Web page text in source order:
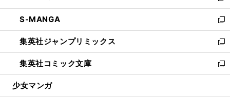
開
く
ウ
で
開
く
ン
ド
ウ
で
開
く
ウ
ィ
ン
ド
ウ
で
開
し
い
ウ
ィ
ン
ド
ウ
S-MANGA
新
し
い
ウ
ィ
ン
集英社ジャンプリミックス
新
し
い
ウ
集英社コミック文庫
新
し
少女マンガ